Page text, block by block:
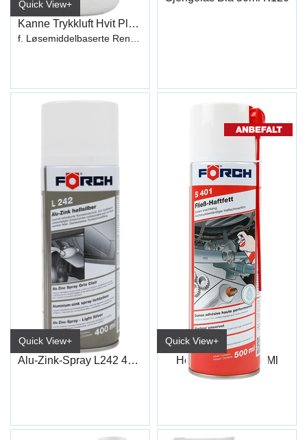
Quick View+
Kanne Trykkluft Hvit Plast 1L
Quick View+
Alu-Zink-Spray L242 400ml
Quick View+
Heftefett S401 500Ml
6506 5550